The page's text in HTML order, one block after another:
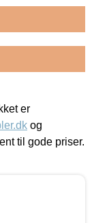
er
og
til gode priser.